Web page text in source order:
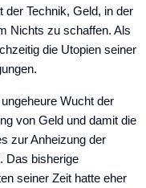
der Technik, Geld, in der
Nichts zu schaffen. Als
die Utopien seiner
Wucht der
von Geld und damit die
zur Anheizung der
Das bisherige
seiner Zeit hatte eher